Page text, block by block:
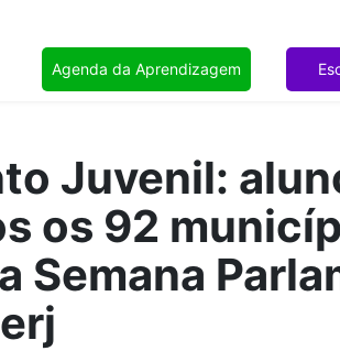
Agenda da Aprendizagem
Juvenil:
os 92
Semana